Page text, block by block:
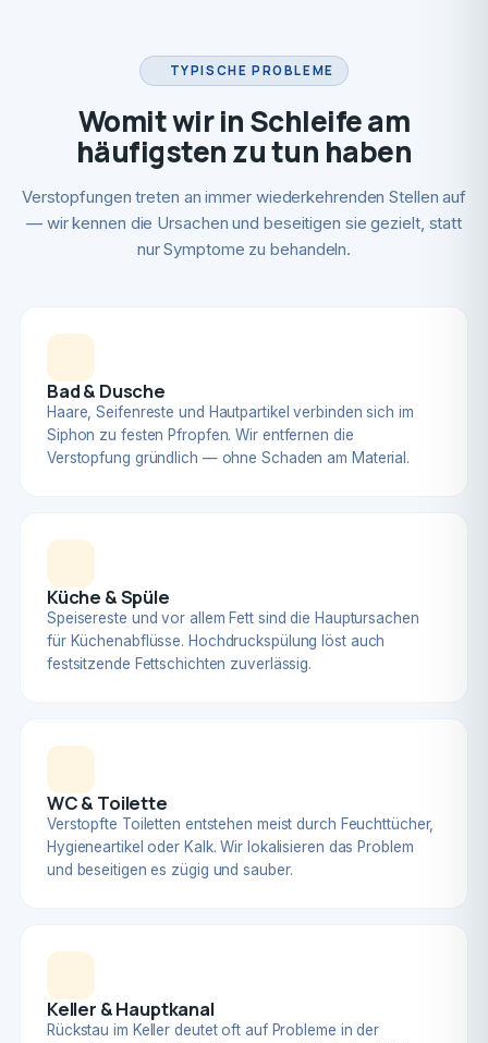
TYPISCHE PROBLEME
Womit wir in Schleife am
häufigsten zu tun haben
Verstopfungen treten an immer wiederkehrenden Stellen auf
— wir kennen die Ursachen und beseitigen sie gezielt, statt
nur Symptome zu behandeln.
Bad & Dusche
Haare, Seifenreste und Hautpartikel verbinden sich im
Siphon zu festen Pfropfen. Wir entfernen die
Verstopfung gründlich — ohne Schaden am Material.
Küche & Spüle
Speisereste und vor allem Fett sind die Hauptursachen
für Küchenabflüsse. Hochdruckspülung löst auch
festsitzende Fettschichten zuverlässig.
WC & Toilette
Verstopfte Toiletten entstehen meist durch Feuchttücher,
Hygieneartikel oder Kalk. Wir lokalisieren das Problem
und beseitigen es zügig und sauber.
Keller & Hauptkanal
Rückstau im Keller deutet oft auf Probleme in der